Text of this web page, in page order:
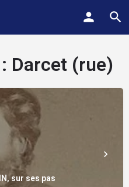
Darcet (rue)
sur ses pas